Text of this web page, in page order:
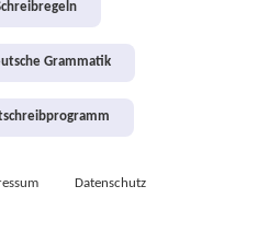
Grammatik
Datenschutz